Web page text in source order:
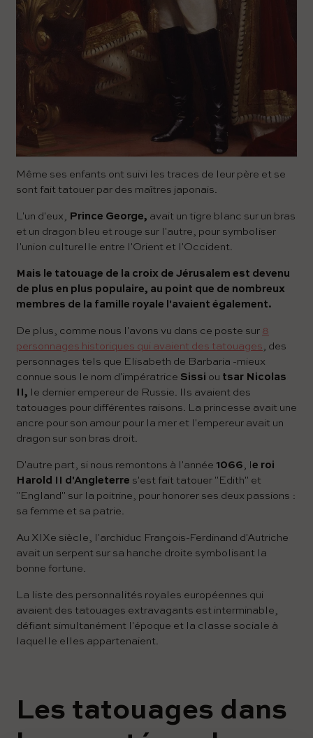
Même ses enfants ont suivi les traces de leur père et se
sont fait tatouer par des maîtres japonais.
L'un d'eux, Prince George, avait un tigre blanc sur un bras
et un dragon bleu et rouge sur l'autre, pour symboliser
l'union culturelle entre l'Orient et l'Occident.
Mais le tatouage de la croix de Jérusalem est devenu
de plus en plus populaire, au point que de nombreux
membres de la famille royale l'avaient également.
De plus, comme nous l'avons vu dans ce poste sur 8
personnages historiques qui avaient des tatouages ​​, des
personnages tels que Elisabeth de Barbaria -mieux
connue sous le nom d'impératrice Sissi ou tsar Nicolas
II,
le dernier empereur de Russie. Ils avaient des
tatouages ​​pour différentes raisons. La princesse avait une
ancre pour son amour pour la mer et l'empereur avait un
dragon sur son bras droit.
D'autre part, si nous remontons à l'année 1066 , l e roi
Harold II d'Angleterre s'est fait tatouer "Edith" et
"England" sur la poitrine, pour honorer ses deux passions :
sa femme et sa patrie.
Au XIXe siècle, l'archiduc François-Ferdinand d'Autriche
avait un serpent sur sa hanche droite symbolisant la
bonne fortune.
La liste des personnalités royales européennes qui
avaient des tatouages ​​​​extravagants est interminable,
défiant simultanément l'époque et la classe sociale à
laquelle elles appartenaient.
Les tatouages ​​dans